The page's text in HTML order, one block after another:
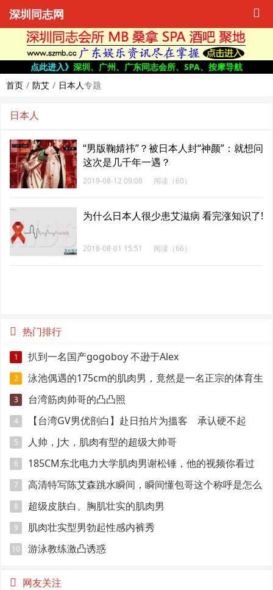
深圳同志网
点此进入》 深圳、广州、广东同志会所、SPA、按摩导航
首页
防艾 日本人专题
日本人
“男版鞠婧祎”？被日本人封“神颜”：就想问
这次是几千年一遇？
2019-08-12 09:08 阅读（60）
为什么日本人很少患艾滋病 看完涨知识了!
2018-08-01 15:51 阅读（66）
热门排行
1 扒到一名国产gogoboy 不逊于Alex
2 泳池偶遇的175cm的肌肉男，竟然是一名正宗的体育生
3 台湾筋肉帅哥的凸凸照
4
【台湾GV男优剖白】赴日拍片为搵客 承认硬不起
来：但我还有性欲
5 人帅，J大，肌肉有型的超级大帅哥
6
185CM东北电力大学肌肉男谢松锤，他的视频你看过
吗
7
高清特写陈艾森跳水瞬间，瞬间懂包哥这个称呼是怎么
来的
8 超级皮肤白、胸肌壮实的肌肉男
9 肌肉壮实型男勃起性感内裤秀
10 游泳教练激凸诱惑
网友关注